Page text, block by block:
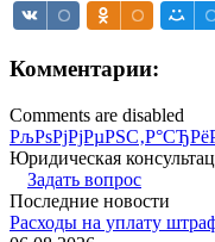
Комментарии:
Comments are disabled
Юридическая
Задать вопрос
Последние новости
Расходы на уплату